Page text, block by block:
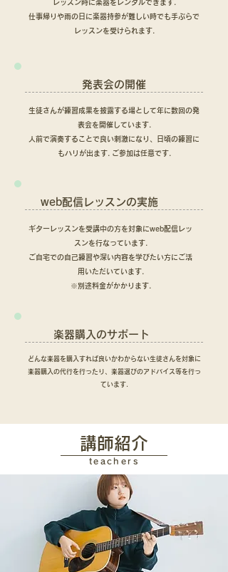
レッスン時に楽器をレンタルできます.
仕事帰りや雨の日に楽器持参が難しい時でも手ぶらで
レッスンを受けられます.
発表会の開催
生徒さんが練習成果を披露する場として年に数回の発
表会を開催しています.
​人前で演奏することで良い刺激になり、日頃の練習に
もハリが出ます. ご参加は任意です.
web配信レッスンの実施
ギターレッスンを受講中の方を対象にweb配信レッ
スンを行なっています.
ご自宅での自己練習や深い内容を学びたい方にご活
用いただいています.
​※別途料金がかかります.
楽器購入のサポート
どんな楽器を購入すれば良いかわからない生徒さんを対象に
​楽器購入の代行を行ったり、楽器選びのアドバイス等を行っ
ています.
講師紹介
teachers